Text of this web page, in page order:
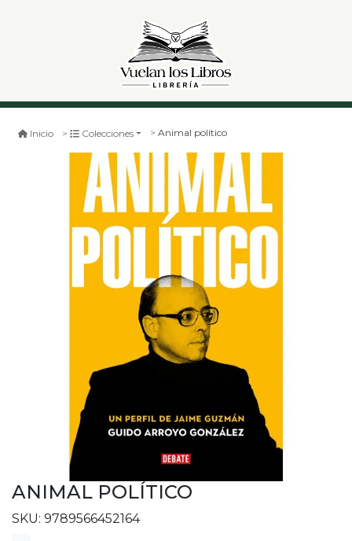
Inicio Colecciones Animal político
ANIMAL POLÍTICO
SKU: 9789566452164